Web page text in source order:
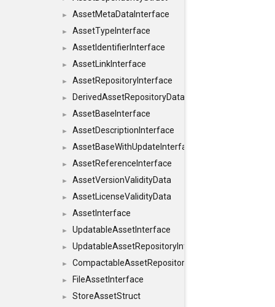
► AssetMetaDataInterface
► AssetTypeInterface
► AssetIdentifierInterface
► AssetLinkInterface
► AssetRepositoryInterface
► DerivedAssetRepositoryDataInterface
► AssetBaseInterface
► AssetDescriptionInterface
► AssetBaseWithUpdateInterface
► AssetReferenceInterface
► AssetVersionValidityData
► AssetLicenseValidityData
► AssetInterface
► UpdatableAssetInterface
► UpdatableAssetRepositoryInterface
► CompactableAssetRepositoryInterface
► FileAssetInterface
► StoreAssetStruct